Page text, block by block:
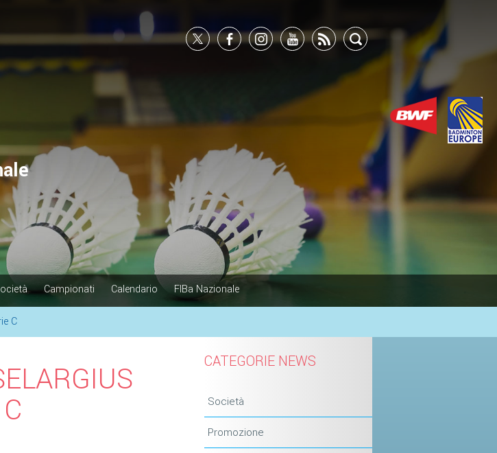
Campionati Calendario FIBa Nazionale
C
CATEGORIE NEWS
Società
Promozione